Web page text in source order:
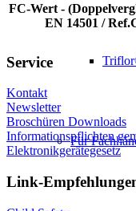
Für
FC-Wert -
EN 14501 /
Service
Kontakt
Newsletter
Broschüren Downloads
Informationspflichten
Elektronikgerätegesetz
Link-